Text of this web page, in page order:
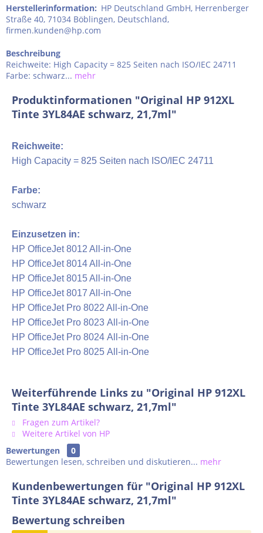
Herstellerinformation: HP Deutschland GmbH, Herrenberger
Straße 40, 71034 Böblingen, Deutschland,
firmen.kunden@hp.com
Beschreibung
Reichweite: High Capacity = 825 Seiten nach ISO/IEC 24711
Farbe: schwarz... mehr
Produktinformationen "Original HP 912XL
Tinte 3YL84AE schwarz, 21,7ml"
Reichweite:
High Capacity = 825 Seiten nach ISO/IEC 24711
Farbe:
schwarz
Einzusetzen in:
HP OfficeJet 8012 All-in-One
HP OfficeJet 8014 All-in-One
HP OfficeJet 8015 All-in-One
HP OfficeJet 8017 All-in-One
HP OfficeJet Pro 8022 All-in-One
HP OfficeJet Pro 8023 All-in-One
HP OfficeJet Pro 8024 All-in-One
HP OfficeJet Pro 8025 All-in-One
Weiterführende Links zu "Original HP 912XL
Tinte 3YL84AE schwarz, 21,7ml"
Fragen zum Artikel?
Weitere Artikel von HP
Bewertungen
0
Bewertungen lesen, schreiben und diskutieren... mehr
Kundenbewertungen für "Original HP 912XL
Tinte 3YL84AE schwarz, 21,7ml"
Bewertung schreiben